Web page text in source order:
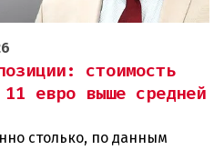
стоимость
евро выше средней
столько, по данным